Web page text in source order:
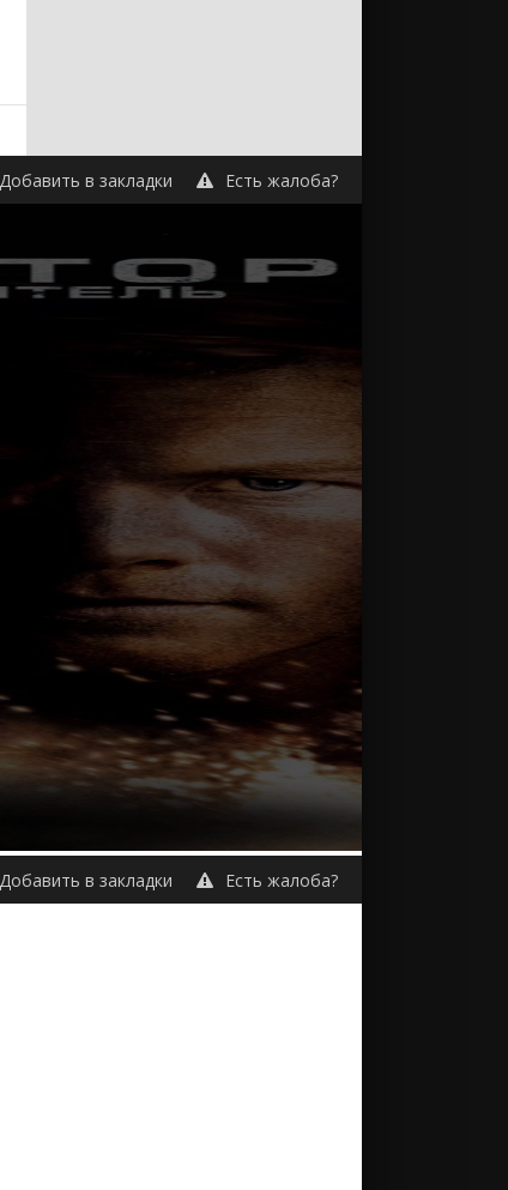
Добавить в закладки Есть жалоба?
Добавить в закладки Есть жалоба?